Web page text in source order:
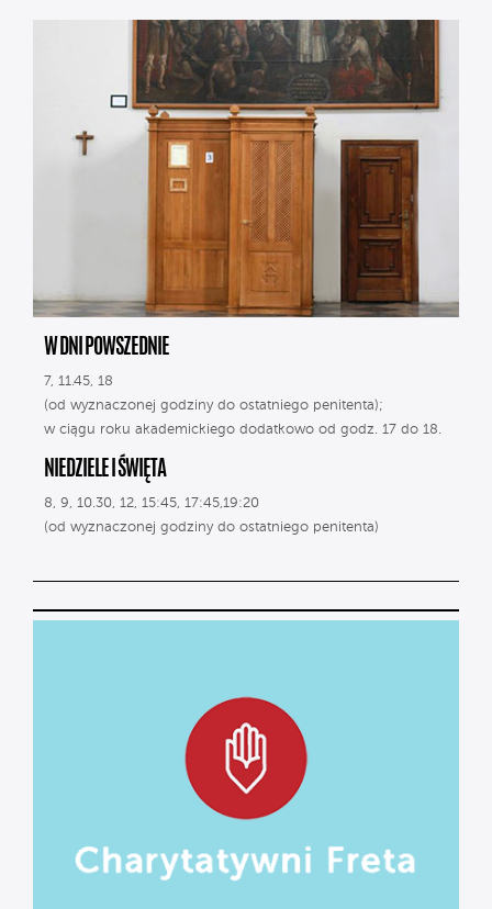
W DNI POWSZEDNIE
7, 11.45, 18
(od wyznaczonej godziny do ostatniego penitenta);
w ciągu roku akademickiego dodatkowo od godz. 17 do 18.
NIEDZIELE I ŚWIĘTA
8, 9, 10.30, 12, 15:45, 17:45,19:20
(od wyznaczonej godziny do ostatniego penitenta)